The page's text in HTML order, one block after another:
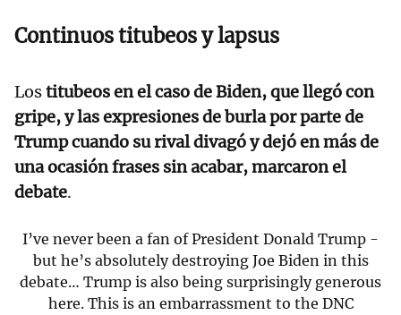
Continuos titubeos y lapsus
Lostitubeos en el caso de Biden, que llegó con
gripe, y las expresiones de burla por parte de
Trump cuando su rival divagó y dejó en más de
una ocasión frases sin acabar, marcaron el
debate.
I’ve never been a fan of President Donald Trump -
but he’s absolutely destroying Joe Biden in this
debate… Trump is also being surprisingly generous
here. This is an embarrassment to the DNC